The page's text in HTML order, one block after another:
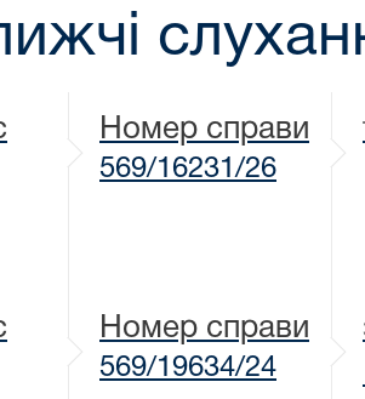
Номер справи
569/16231/26
Номер справи
569/19634/24